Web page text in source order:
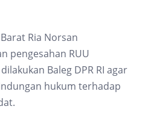
Ria Norsan
pengesahan RUU
Baleg DPR RI agar
hukum terhadap